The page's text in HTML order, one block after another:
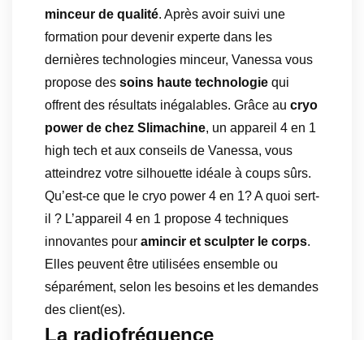
minceur de qualité. Après avoir suivi une
formation pour devenir experte dans les
dernières technologies minceur, Vanessa vous
propose des soins haute technologie qui
offrent des résultats inégalables. Grâce au cryo
power de chez Slimachine, un appareil 4 en 1
high tech et aux conseils de Vanessa, vous
atteindrez votre silhouette idéale à coups sûrs.
Qu’est-ce que le cryo power 4 en 1? A quoi sert-
il ? L’appareil 4 en 1 propose 4 techniques
innovantes pour amincir et sculpter le corps.
Elles peuvent être utilisées ensemble ou
séparément, selon les besoins et les demandes
des client(es).
La radiofréquence